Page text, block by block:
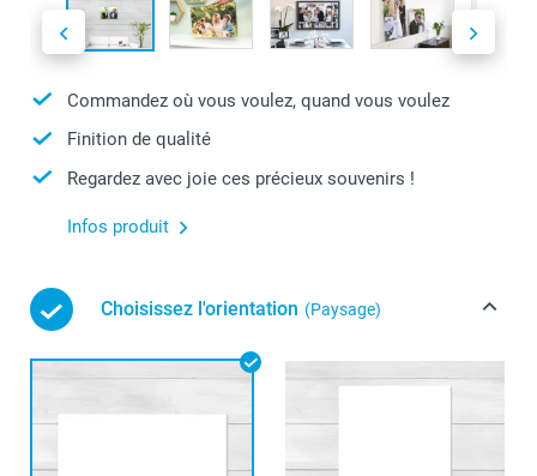
Commandez où vous voulez, quand vous voulez
Finition de qualité
Regardez avec joie ces précieux souvenirs !
Infos produit
Choisissez l'orientation (Paysage)